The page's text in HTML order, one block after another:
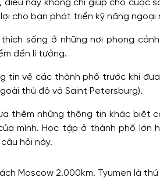
này không chỉ giúp cho cuộc
cho bạn phát triển kỹ năng ngoại
sống ở những nơi phong
đến lí tưởng.
về các thành phố trước khi
thủ đô và Saint Petersburg).
thêm những thông tin khác biệt
mình. Học tập ở thành phố lớn
hỏi này.
Moscow 2.000km. Tyumen là